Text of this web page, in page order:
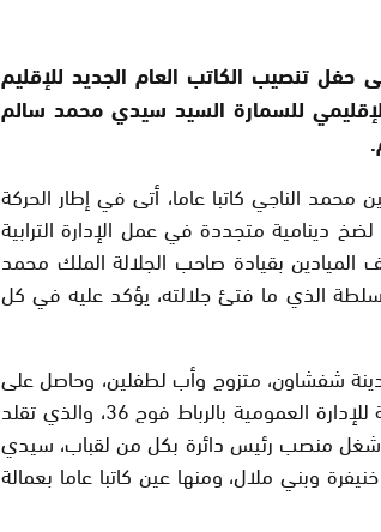
تنصيب الكاتب العام الجديد للإقليم
للسمارة السيد سيدي محمد سالم
الناجي كاتبا عاما، أتى في إطار الحركة
لضخ دينامية متجددة في عمل الإدارة الترابية
بقيادة صاحب الجلالة الملك محمد
الذي ما فتئ جلالته، يؤكد عليه في كل
السيد محمد الناجي من مواليد سنة 1971 بمدينة شفشاون، متزوج وأب لطفلين، وحاصل على
شهادة الدكتوراة في الجيولوجيا، خريج المدرسة الوطنية للإدارة العمومية بالرباط فوج 36، والذي تقلد
شغل منصب رئيس دائرة بكل من لقباب، سيدي
وبني ملال، ومنها عين كاتبا عاما بعمالة